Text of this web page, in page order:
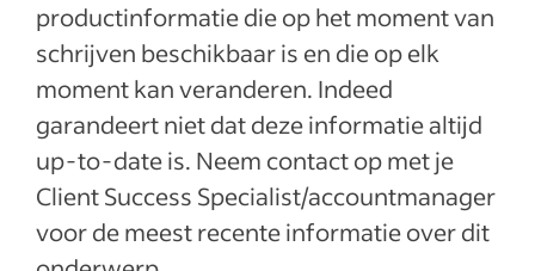
productinformatie die op het moment van
schrijven beschikbaar is en die op elk
moment kan veranderen. Indeed
garandeert niet dat deze informatie altijd
up-to-date is. Neem contact op met je
Client Success Specialist/accountmanager
voor de meest recente informatie over dit